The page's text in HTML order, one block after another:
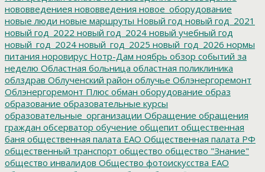
нововведениея нововведения новое_оборудование
новые люди новые маршруты Новый год новый год_2021
новый год_2022 новый год_2024 новый учебный год
новый_год_2024 новый_год_2025 новый_год_2026 нормы
питания норовирус Нотр-Дам ноябрь обзор событий за
неделю Областная больница областная поликлиника
облздрав Облученский район облучье Облэнергоремонт
Облэнергоремонт Плюс обман оборудование образ
образование образовательные курсы
образовательные_организации Обращение обращения
граждан обсерватор обучение общепит общественная
баня общественная палата ЕАО Общественная палата РФ
общественный транспорт общество общество "Знание"
общество инвалидов Общество фотоискусства ЕАО